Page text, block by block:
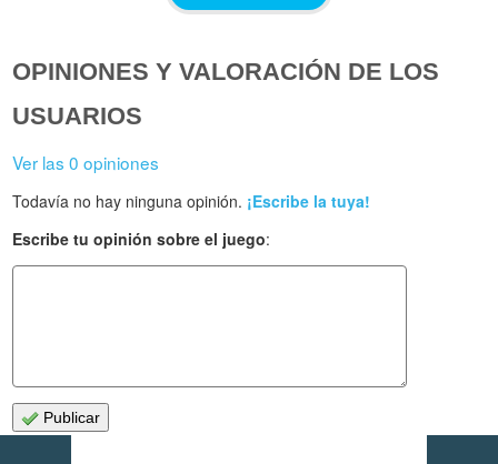
OPINIONES Y VALORACIÓN DE LOS
USUARIOS
Ver las 0 opiniones
Todavía no hay ninguna opinión. ¡Escribe la tuya!
Escribe tu opinión sobre el juego:
Publicar